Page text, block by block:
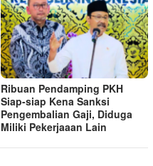
Ribuan Pendamping PKH
Siap-siap Kena Sanksi
Pengembalian Gaji, Diduga
Miliki Pekerjaaan Lain